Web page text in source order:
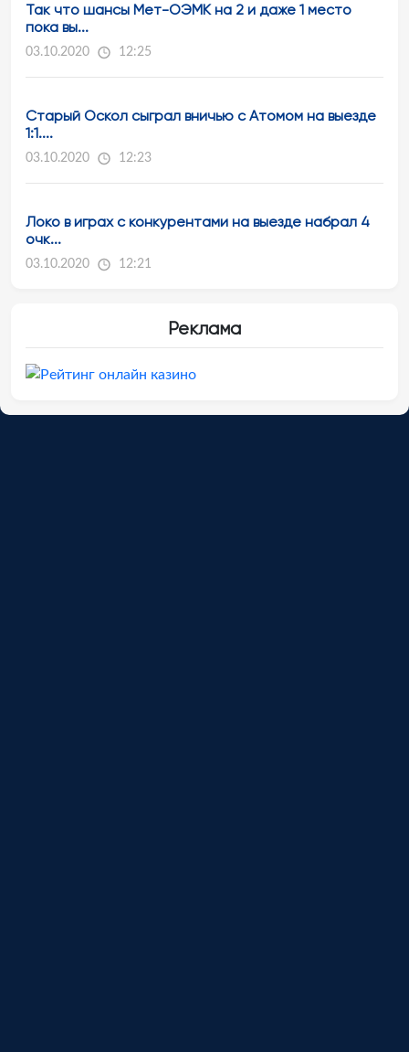
Так что шансы Мет-ОЭМК на 2 и даже 1 место
пока вы...
03.10.2020 12:25
Старый Оскол сыграл вничью с Атомом на выезде
1:1....
03.10.2020 12:23
Локо в играх с конкурентами на выезде набрал 4
очк...
03.10.2020 12:21
Реклама